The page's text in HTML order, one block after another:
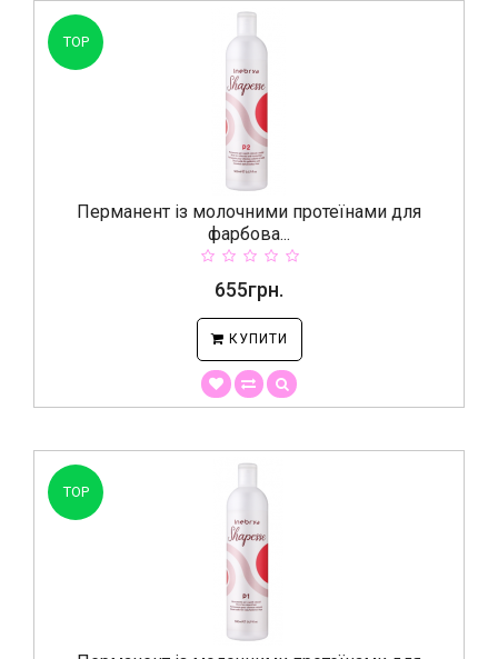
TOP
Перманент із молочними протеїнами для
фарбова...
655грн.
КУПИТИ
TOP